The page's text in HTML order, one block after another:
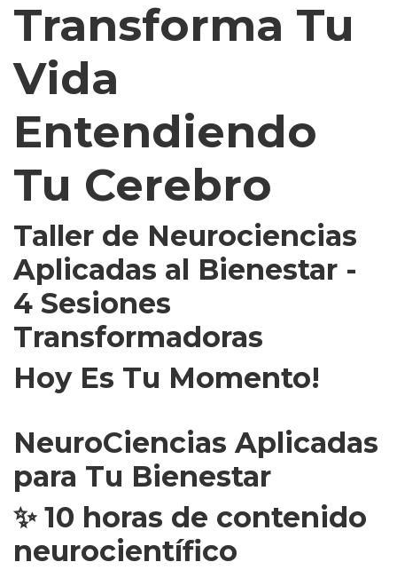
Transforma Tu
Vida
Entendiendo
Tu Cerebro
Taller de Neurociencias
Aplicadas al Bienestar -
4 Sesiones
Transformadoras
Hoy Es Tu Momento!
NeuroCiencias Aplicadas
para Tu Bienestar
✨ 10 horas de contenido
neurocientífico